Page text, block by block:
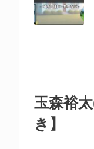
玉森裕
き】